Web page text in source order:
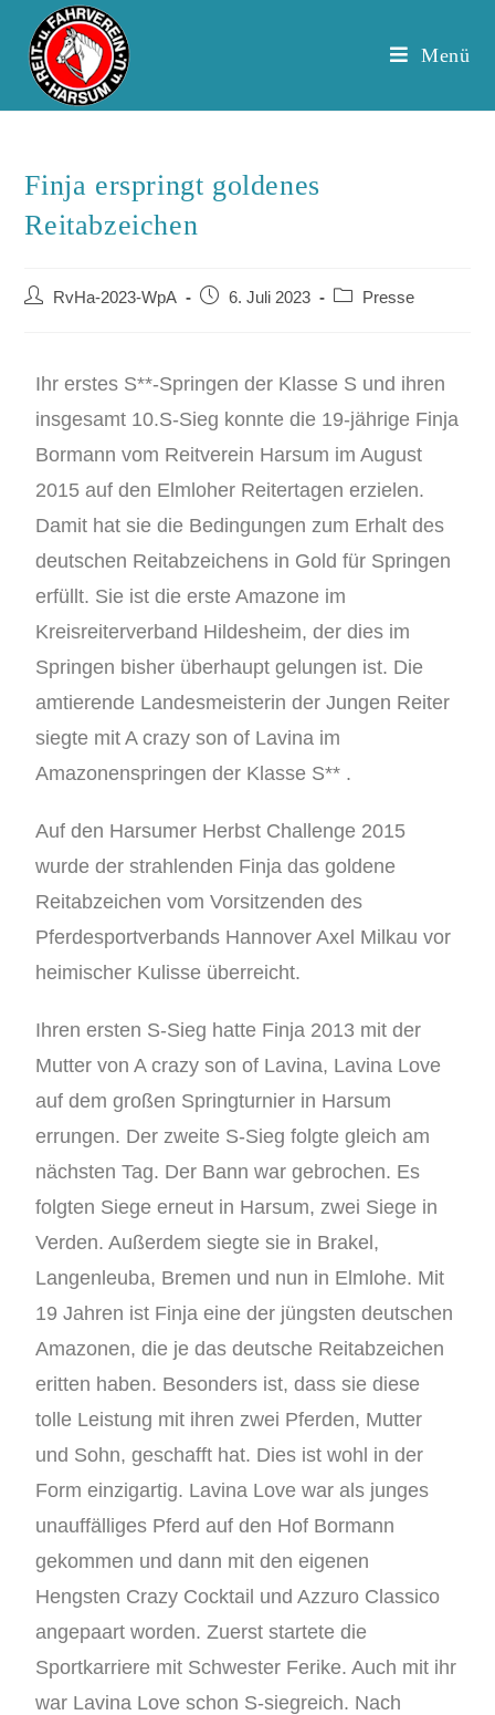
Menü
Finja erspringt goldenes
Reitabzeichen
RvHa-2023-WpA 6. Juli 2023 Presse
Ihr erstes S**-Springen der Klasse S und ihren
insgesamt 10.S-Sieg konnte die 19-jährige Finja
Bormann vom Reitverein Harsum im August
2015 auf den Elmloher Reitertagen erzielen.
Damit hat sie die Bedingungen zum Erhalt des
deutschen Reitabzeichens in Gold für Springen
erfüllt. Sie ist die erste Amazone im
Kreisreiterverband Hildesheim, der dies im
Springen bisher überhaupt gelungen ist. Die
amtierende Landesmeisterin der Jungen Reiter
siegte mit A crazy son of Lavina im
Amazonenspringen der Klasse S** .
Auf den Harsumer Herbst Challenge 2015
wurde der strahlenden Finja das goldene
Reitabzeichen vom Vorsitzenden des
Pferdesportverbands Hannover Axel Milkau vor
heimischer Kulisse überreicht.
Ihren ersten S-Sieg hatte Finja 2013 mit der
Mutter von A crazy son of Lavina, Lavina Love
auf dem großen Springturnier in Harsum
errungen. Der zweite S-Sieg folgte gleich am
nächsten Tag. Der Bann war gebrochen. Es
folgten Siege erneut in Harsum, zwei Siege in
Verden. Außerdem siegte sie in Brakel,
Langenleuba, Bremen und nun in Elmlohe. Mit
19 Jahren ist Finja eine der jüngsten deutschen
Amazonen, die je das deutsche Reitabzeichen
eritten haben. Besonders ist, dass sie diese
tolle Leistung mit ihren zwei Pferden, Mutter
und Sohn, geschafft hat. Dies ist wohl in der
Form einzigartig. Lavina Love war als junges
unauffälliges Pferd auf den Hof Bormann
gekommen und dann mit den eigenen
Hengsten Crazy Cocktail und Azzuro Classico
angepaart worden. Zuerst startete die
Sportkarriere mit Schwester Ferike. Auch mit ihr
war Lavina Love schon S-siegreich. Nach